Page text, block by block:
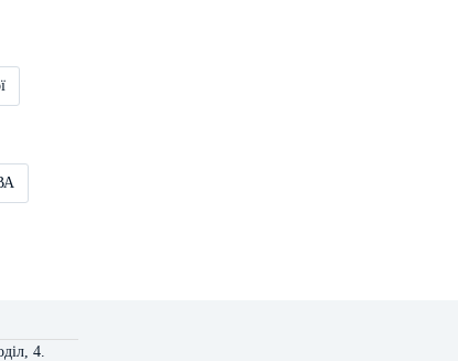
4.